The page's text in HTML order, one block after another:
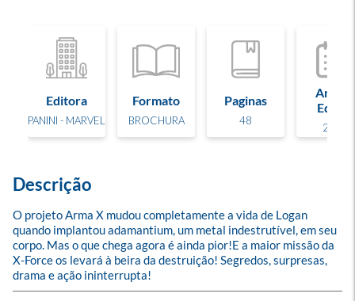
Editora
PANINI - MARVEL
Formato
BROCHURA
Paginas
48
Ano de
Edição
2025
Descrição
O projeto Arma X mudou completamente a vida de Logan
quando implantou adamantium, um metal indestrutível, em seu
corpo. Mas o que chega agora é ainda pior!E a maior missão da
X-Force os levará à beira da destruição! Segredos, surpresas,
drama e ação ininterrupta!